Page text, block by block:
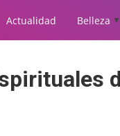
Actualidad Belleza ▲